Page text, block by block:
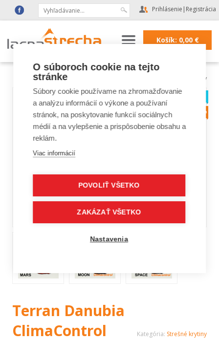
Prihlásenie | Registrácia
Košík: 0,00€
Strešné krytiny
Terran Danubia
ClimaControl
Kategória: Strešné krytiny
O súboroch cookie na tejto
stránke
Súbory cookie používame na zhromažďovanie
a analýzu informácií o výkone a používaní
stránok, na poskytovanie funkcií sociálnych
médií a na vylepšenie a prispôsobenie obsahu a
reklám.
Viac informácií
POVOLIŤ VŠETKO
ZAKÁZAŤ VŠETKO
Nastavenia